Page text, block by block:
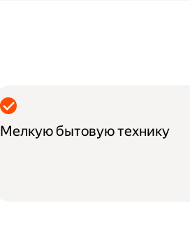
Мелкую бытовую технику